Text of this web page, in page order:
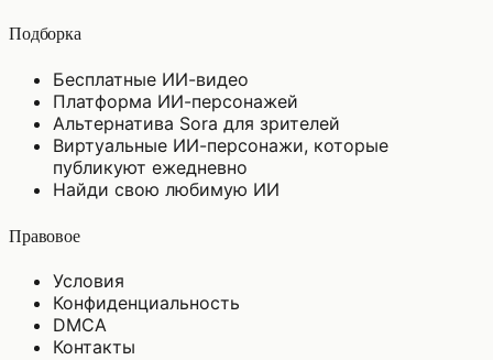
Подборка
Бесплатные ИИ-видео
Платформа ИИ-персонажей
Альтернатива Sora для зрителей
Виртуальные ИИ-персонажи, которые
публикуют ежедневно
Найди свою любимую ИИ
Правовое
Условия
Конфиденциальность
DMCA
Контакты